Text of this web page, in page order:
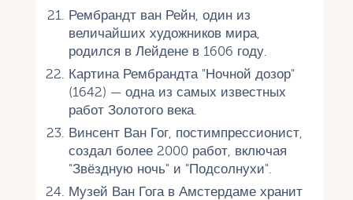
Рембрандт ван Рейн, один из
величайших художников мира,
родился в Лейдене в 1606 году.
Картина Рембрандта "Ночной дозор"
(1642) — одна из самых известных
работ Золотого века.
Винсент Ван Гог, постимпрессионист,
создал более 2000 работ, включая
"Звёздную ночь" и "Подсолнухи".
Музей Ван Гога в Амстердаме хранит